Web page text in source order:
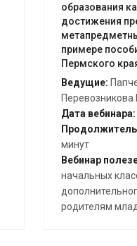
образования
достижения
примере
Пермского
Ведущие:
Перевозникова
Дата вебинара:
минут
Вебинар
начальных
родителям